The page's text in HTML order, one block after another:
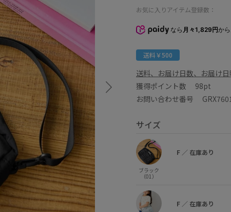
お気に入りアイテム登録数：
なら 月々1,829円か
送料￥500
送料、お届け日数、お届け
獲得ポイント数 98pt
お問い合わせ番号
サイズ
ブラック
（01）
F ／ 在庫あり
F ／ 在庫あり